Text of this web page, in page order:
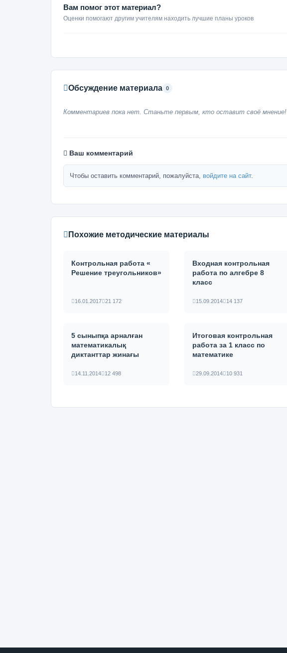
Вам помог этот материал?
Оценки помогают другим учителям находить лучшие планы уроков
Обсуждение материала 0
Комментариев пока нет. Станьте первым, кто оставит своё мнение!
Ваш комментарий
Чтобы оставить комментарий, пожалуйста, войдите на сайт.
Похожие методические материалы
Контрольная работа «
Решение треугольников»
16.01.2017 21 172
Входная контрольная
работа по алгебре 8
класс
15.09.2014 14 137
5 сыныпқа арналған
математикалық
диктанттар жинағы
14.11.2014 12 498
Итоговая контрольная
работа за 1 класс по
математике
29.09.2014 10 931